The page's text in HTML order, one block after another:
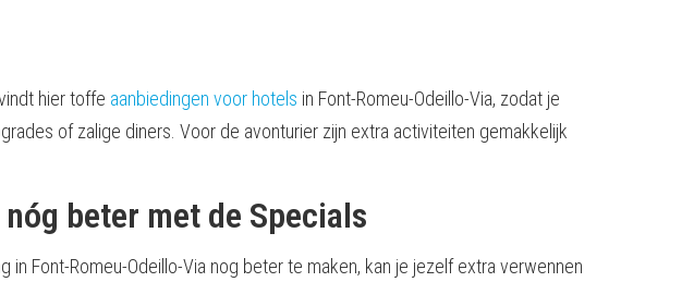
hier toffe aanbiedingen voor hotels in Font-Romeu-Odeillo-Via, zodat je
of zalige diners. Voor de avonturier zijn extra activiteiten gemakkelijk
beter met de Specials
Font-Romeu-Odeillo-Via nog beter te maken, kan je jezelf extra verwennen